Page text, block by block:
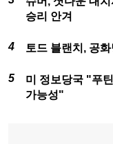
승리 안겨
토드 블랜치, 공
미 정보당국 "푸
가능성"